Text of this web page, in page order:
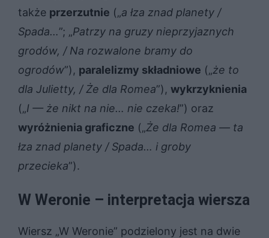
także przerzutnie („a łza znad planety /
Spada…”; „Patrzy na gruzy nieprzyjaznych
grodów, / Na rozwalone bramy do
ogrodów”), paralelizmy składniowe („że to
dla Julietty, / Że dla Romea”), wykrzyknienia
(„I — że nikt na nie… nie czeka!”) oraz
wyróżnienia graficzne („Że dla Romea — ta
łza znad planety / Spada… i groby
przecieka”).
W Weronie – interpretacja wiersza
Wiersz „W Weronie” podzielony jest na dwie